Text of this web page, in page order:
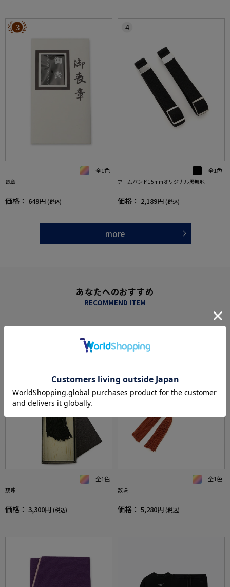
3
全1色
喪章
価格： 649円 (税込)
4
全1色
アームバンド15mmオリジナル黒無地
価格： 2,189円 (税込)
more
あなたへのおすすめ
RECOMMEND ITEM
全1色
数珠
価格： 3,300円 (税込)
全1色
数珠
価格： 5,280円 (税込)